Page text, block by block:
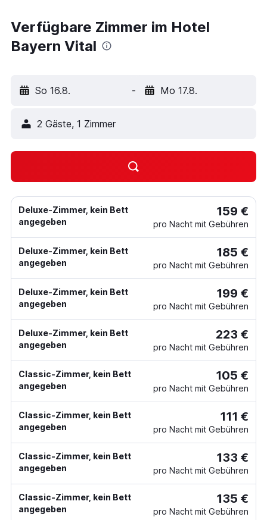
Verfügbare Zimmer im Hotel
Bayern Vital
So 16.8. - Mo 17.8.
2 Gäste, 1 Zimmer
Deluxe-Zimmer, kein Bett
angegeben
159 €
pro Nacht mit Gebühren
Deluxe-Zimmer, kein Bett
angegeben
185 €
pro Nacht mit Gebühren
Deluxe-Zimmer, kein Bett
angegeben
199 €
pro Nacht mit Gebühren
Deluxe-Zimmer, kein Bett
angegeben
223 €
pro Nacht mit Gebühren
Classic-Zimmer, kein Bett
angegeben
105 €
pro Nacht mit Gebühren
Classic-Zimmer, kein Bett
angegeben
111 €
pro Nacht mit Gebühren
Classic-Zimmer, kein Bett
angegeben
133 €
pro Nacht mit Gebühren
Classic-Zimmer, kein Bett
angegeben
135 €
pro Nacht mit Gebühren